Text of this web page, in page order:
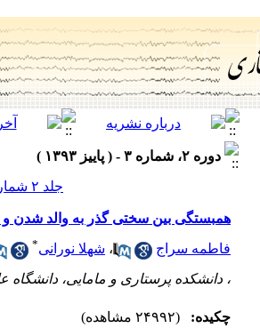
دوره ۲، شماره ۳ - ( پاییز ۱۳۹۳ )
جلد ۲ شماره ۳ صفحات ۱۱-۱
همبستگی بین سختی گذر به والد شدن و
فاطمه سراج ، شهلا نورانی*
، دانشکده پرستاری و مامایی،
چکیده:
(۲۴۹۹۲ مشاهده)